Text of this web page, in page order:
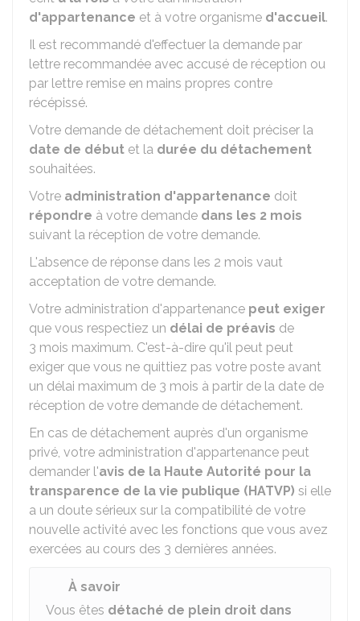
d'appartenance et à votre organisme d'accueil.
Il est recommandé d'effectuer la demande par
lettre recommandée avec accusé de réception ou
par lettre remise en mains propres contre
récépissé.
Votre demande de détachement doit préciser la
date de début et la durée du détachement
souhaitées.
Votre administration d'appartenance doit
répondre à votre demande dans les 2 mois
suivant la réception de votre demande.
L'absence de réponse dans les 2 mois vaut
acceptation de votre demande.
Votre administration d'appartenance peut exiger
que vous respectiez un délai de préavis de
3 mois maximum. C'est-à-dire qu'il peut peut
exiger que vous ne quittiez pas votre poste avant
un délai maximum de 3 mois à partir de la date de
réception de votre demande de détachement.
En cas de détachement auprès d'un organisme
privé, votre administration d'appartenance peut
demander l'avis de la Haute Autorité pour la
transparence de la vie publique (HATVP) si elle
a un doute sérieux sur la compatibilité de votre
nouvelle activité avec les fonctions que vous avez
exercées au cours des 3 dernières années.
À savoir
Vous êtes détaché de plein droit dans